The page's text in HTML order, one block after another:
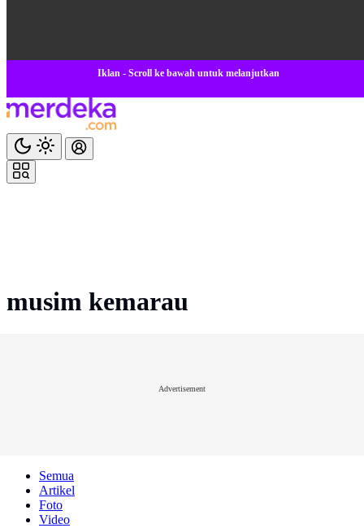
Iklan - Scroll ke bawah untuk melanjutkan
musim kemarau
Advertisement
Semua
Artikel
Foto
Video